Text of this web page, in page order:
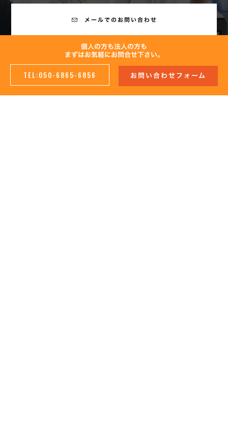
メールでのお問い合わせ
個人の方も法人の方も
まずはお気軽にお問合せ下さい。
TEL:050-6865-6856 お問い合わせフォーム